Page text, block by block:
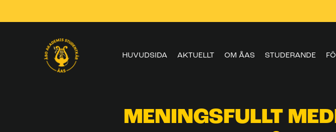
HUVUDSIDA AKTUELLT OM ÅAS STUDERANDE
MENINGSFULLT